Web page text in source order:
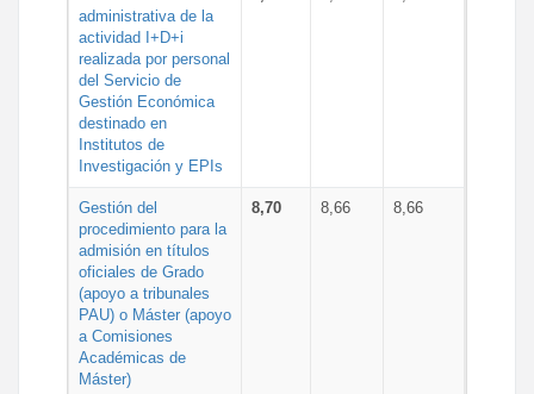
administrativa de la
actividad I+D+i
realizada por personal
del Servicio de
Gestión Económica
destinado en
Institutos de
Investigación y EPIs
Gestión del
procedimiento para la
admisión en títulos
oficiales de Grado
(apoyo a tribunales
PAU) o Máster (apoyo
a Comisiones
Académicas de
Máster)
8,70 8,66 8,66